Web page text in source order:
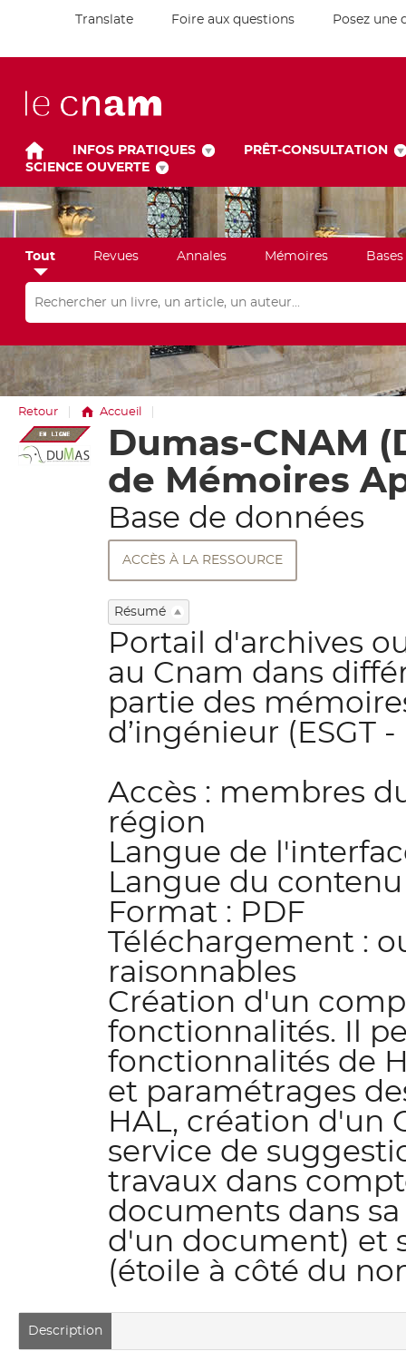
Translate Foire aux questions Posez une
INFOS PRATIQUES
PRÊT-CONSULTATION
SCIENCE OUVERTE
Tout Revues Annales Mémoires
Rechercher dans "Tout"
Retour Accueil
Détail
document
Dumas-CNAM
de Mémoires
Base de données
ACCÈS À LA RESSOURCE
Résumé
Portail d'archives
au Cnam dans
partie des
d’ingénieur (ESGT
Accès : membres
région
Langue de
Langue du
Format : PDF
Téléchargement :
raisonnables
Création d'un
fonctionnalités. Il
fonctionnalités de
et paramétrages
HAL, création d'un
service de
travaux dans
documents dans
d'un document) et
(étoile à côté du
Description